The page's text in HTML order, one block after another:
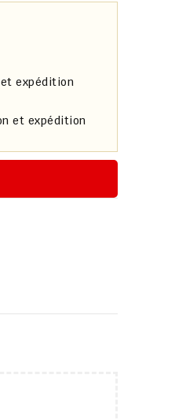
expédition
et expédition